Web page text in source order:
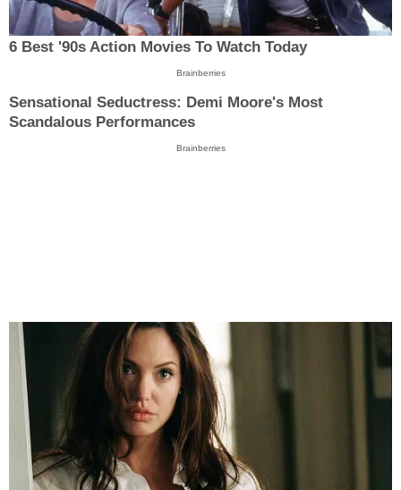
6 Best '90s Action Movies To Watch Today
Brainberries
Sensational Seductress: Demi Moore's Most
Scandalous Performances
Brainberries